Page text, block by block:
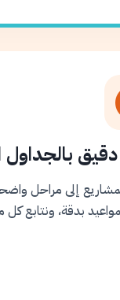
دقيق بالجداول
إلى مراحل
بدقة، ونتابع